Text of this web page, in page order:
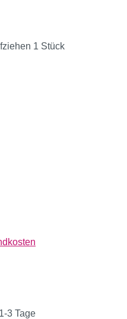
5 von 5 Sternen
3 Tage